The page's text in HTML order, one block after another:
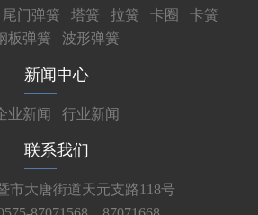
尾门弹簧 塔簧 拉簧 卡圈
卡簧
板弹簧
波形弹簧
新闻中心
业新闻 行业新闻
联系我们
市大唐街道天元支路118号